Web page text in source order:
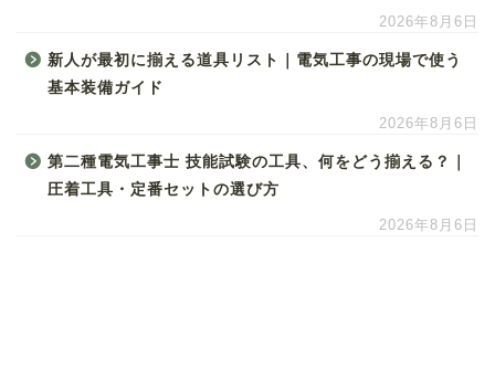
2026年8月6日
新人が最初に揃える道具リスト｜電気工事の現場で使う
基本装備ガイド
2026年8月6日
第二種電気工事士 技能試験の工具、何をどう揃える？｜
圧着工具・定番セットの選び方
2026年8月6日